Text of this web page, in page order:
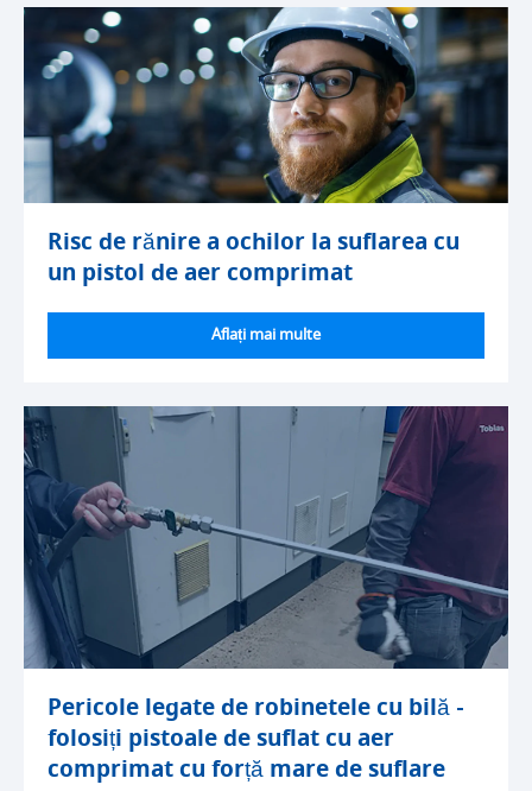
Risc de rănire a ochilor la suflarea cu
un pistol de aer comprimat
Aflați mai multe
Pericole legate de robinetele cu bilă -
folosiți pistoale de suflat cu aer
comprimat cu forță mare de suflare